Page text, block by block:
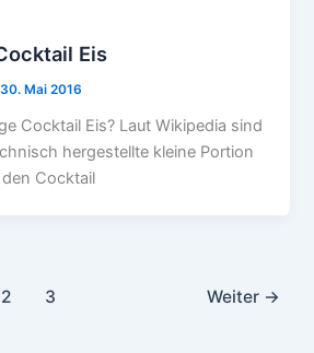
Eis
30. Mai 2016
Cocktail Eis? Laut Wikipedia sind
hergestellte kleine Portion
den Cocktail
2 3 Weiter →